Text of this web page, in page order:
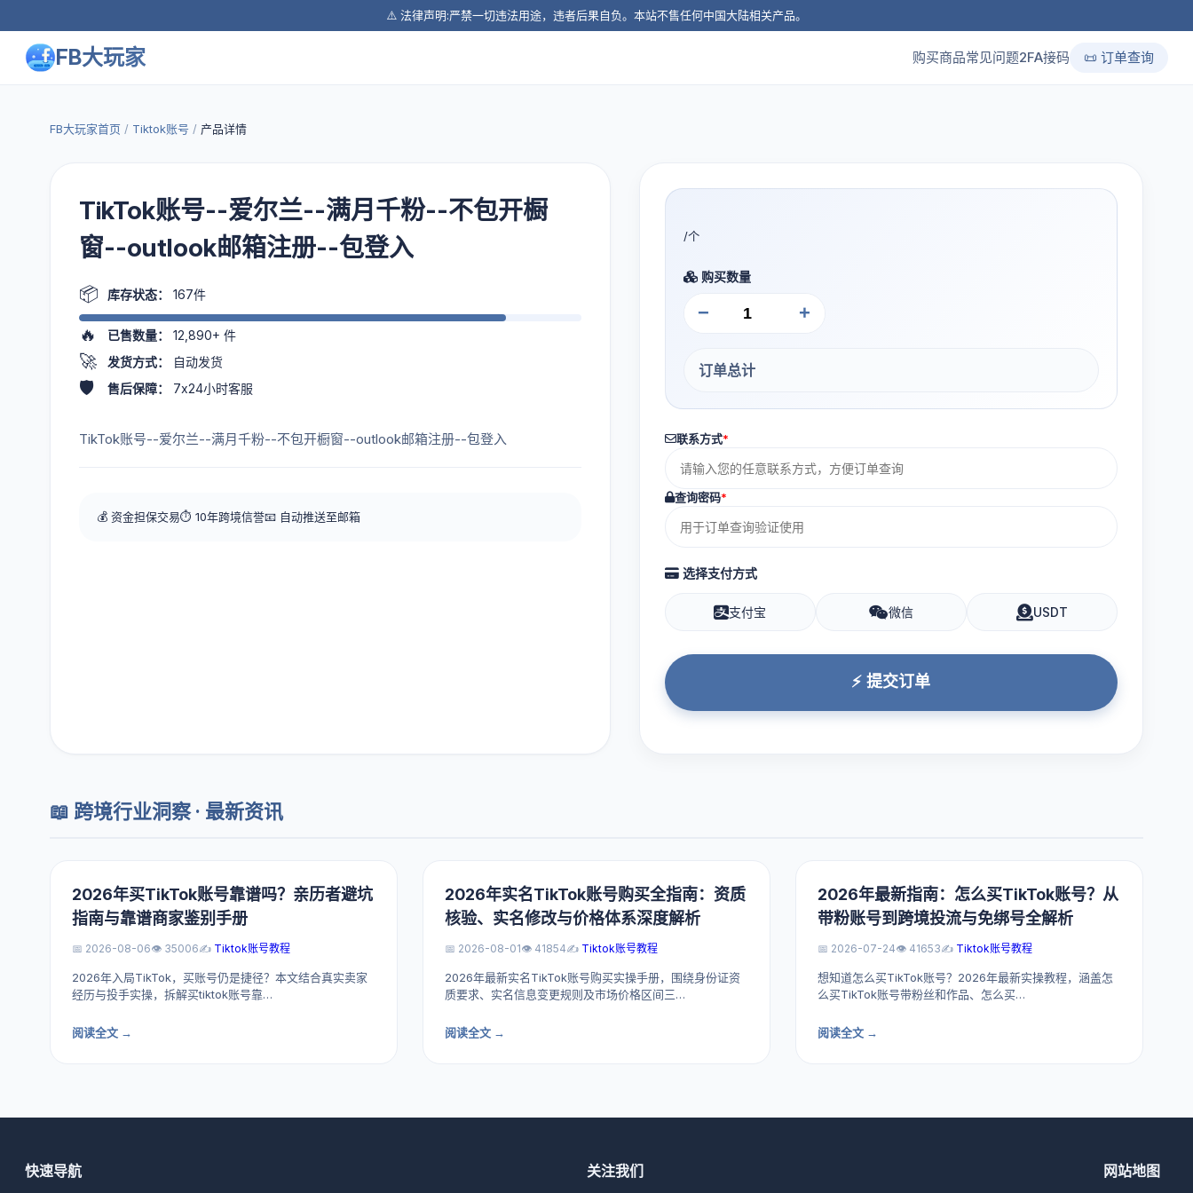
⚠️ 法律声明:严禁一切违法用途，违者后果自负。本站不售任何中国大陆相关产品。
FB大玩家 购买商品常见问题2FA接码 📜 订单查询
FB大玩家首页 / Tiktok账号 / 产品详情
TikTok账号--爱尔兰--满月千粉--不包开橱
窗--outlook邮箱注册--包登入
📦 库存状态： 167件
🔥 已售数量： 12,890+ 件
🚀 发货方式： 自动发货
🛡️ 售后保障： 7x24小时客服
TikTok账号--爱尔兰--满月千粉--不包开橱窗--outlook邮箱注册--包登入
💰 资金担保交易⏱️ 10年跨境信誉📧 自动推送至邮箱
/个
购买数量
− +
订单总计
联系方式*
查询密码*
选择支付方式
支付宝 微信 USDT
⚡ 提交订单
📖 跨境行业洞察 · 最新资讯
2026年买TikTok账号靠谱吗？亲历者避坑
指南与靠谱商家鉴别手册
📅 2026-08-06👁️ 35006✍️ Tiktok账号教程
2026年入局TikTok，买账号仍是捷径？本文结合真实卖家
经历与投手实操，拆解买tiktok账号靠…
阅读全文 →
2026年实名TikTok账号购买全指南：资质
核验、实名修改与价格体系深度解析
📅 2026-08-01👁️ 41854✍️ Tiktok账号教程
2026年最新实名TikTok账号购买实操手册，围绕身份证资
质要求、实名信息变更规则及市场价格区间三…
阅读全文 →
2026年最新指南：怎么买TikTok账号？从
带粉账号到跨境投流与免绑号全解析
📅 2026-07-24👁️ 41653✍️ Tiktok账号教程
想知道怎么买TikTok账号？2026年最新实操教程，涵盖怎
么买TikTok账号带粉丝和作品、怎么买…
阅读全文 →
快速导航 关注我们 网站地图